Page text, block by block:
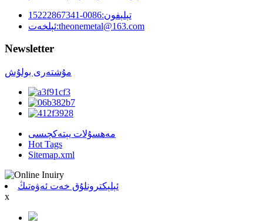
تېلېفون:0086-15222867341
ئېلخەت:theonemetal@163.com
Newsletter
مۇشتەرى بولۇش
مەھسۇلات يېتەكچىسى
Hot Tags
Sitemap.xml
ئېلېكترونلۇق خەت ئەۋەتىڭ
x